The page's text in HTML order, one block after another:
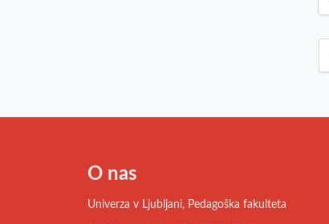
O nas
Univerza v Ljubljani, Pedagoška fakulteta